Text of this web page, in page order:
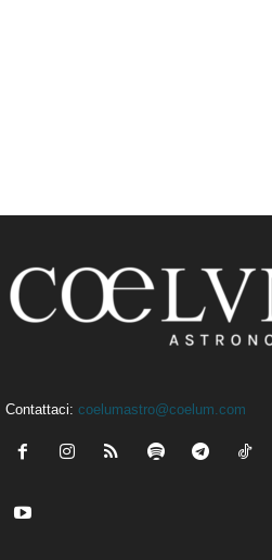
Contattaci: coelumastro@coelum.com